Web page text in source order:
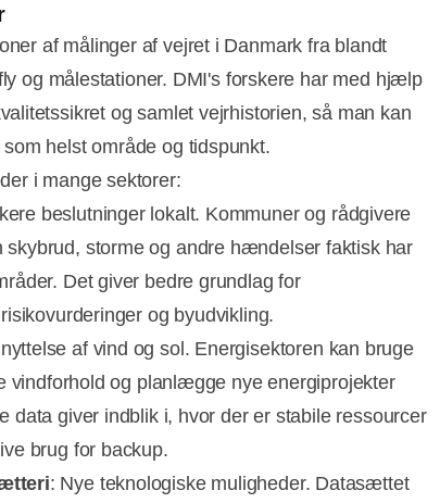
Annonce
af målinger af vejret i Danmark fra blandt
og målestationer. DMI's forskere har med hjælp
og samlet vejrhistorien, så man kan
helst område og tidspunkt.
i mange sektorer:
beslutninger lokalt. Kommuner og rådgivere
skybrud, storme og andre hændelser faktisk har
Det giver bedre grundlag for
og byudvikling.
af vind og sol. Energisektoren kan bruge
vindforhold og planlægge nye energiprojekter
data giver indblik i, hvor der er stabile ressourcer
brug for backup.
: Nye teknologiske muligheder. Datasættet